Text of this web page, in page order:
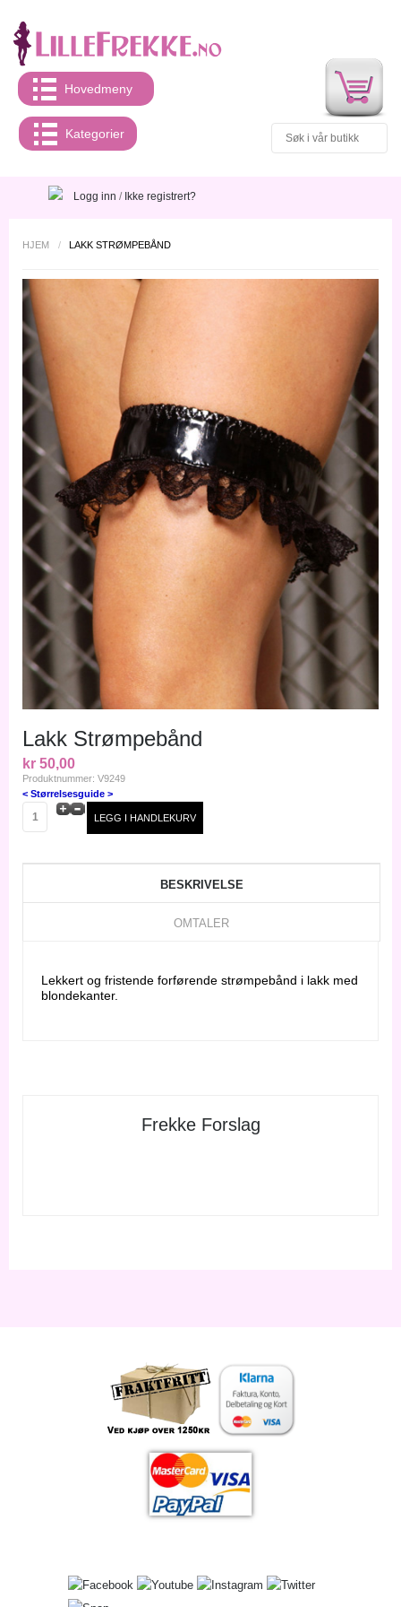
Hovedmeny
Kategorier
Logg inn / Ikke registrert?
HJEM / LAKK STRØMPEBÅND
Lakk Strømpebånd
kr 50,00
Produktnummer: V9249
< Størrelsesguide >
BESKRIVELSE
OMTALER
Lekkert og fristende forførende strømpebånd i lakk med
blondekanter.
Frekke Forslag